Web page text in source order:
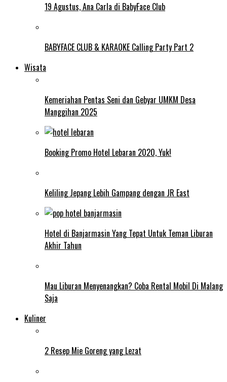
19 Agustus, Ana Carla di BabyFace Club
BABYFACE CLUB & KARAOKE Calling Party Part 2
Wisata
Kemeriahan Pentas Seni dan Gebyar UMKM Desa
Manggihan 2025
Booking Promo Hotel Lebaran 2020, Yuk!
Keliling Jepang Lebih Gampang dengan JR East
Hotel di Banjarmasin Yang Tepat Untuk Teman Liburan
Akhir Tahun
Mau Liburan Menyenangkan? Coba Rental Mobil Di Malang
Saja
Kuliner
2 Resep Mie Goreng yang Lezat